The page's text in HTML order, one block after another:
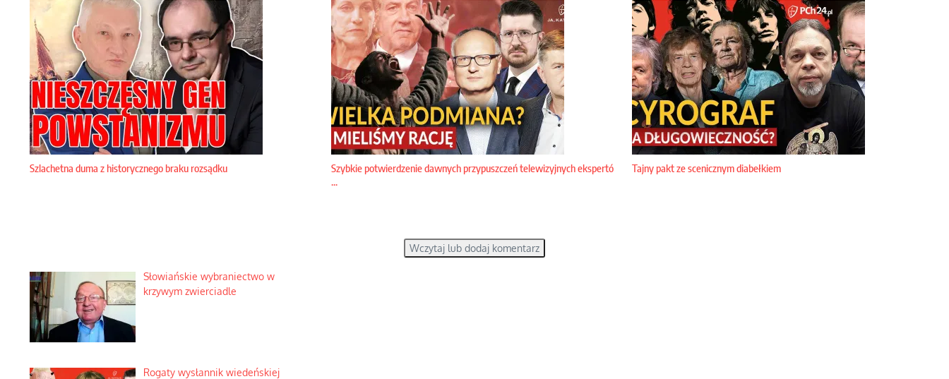
Szlachetna duma z historycznego braku rozsądku
Szybkie potwierdzenie dawnych przypuszczeń telewizyjnych ekspertó
...
Tajny pakt ze scenicznym diabełkiem
Wczytaj lub dodaj komentarz
Słowiańskie wybraniectwo w
krzywym zwierciadle
Rogaty wysłannik wiedeńskiej